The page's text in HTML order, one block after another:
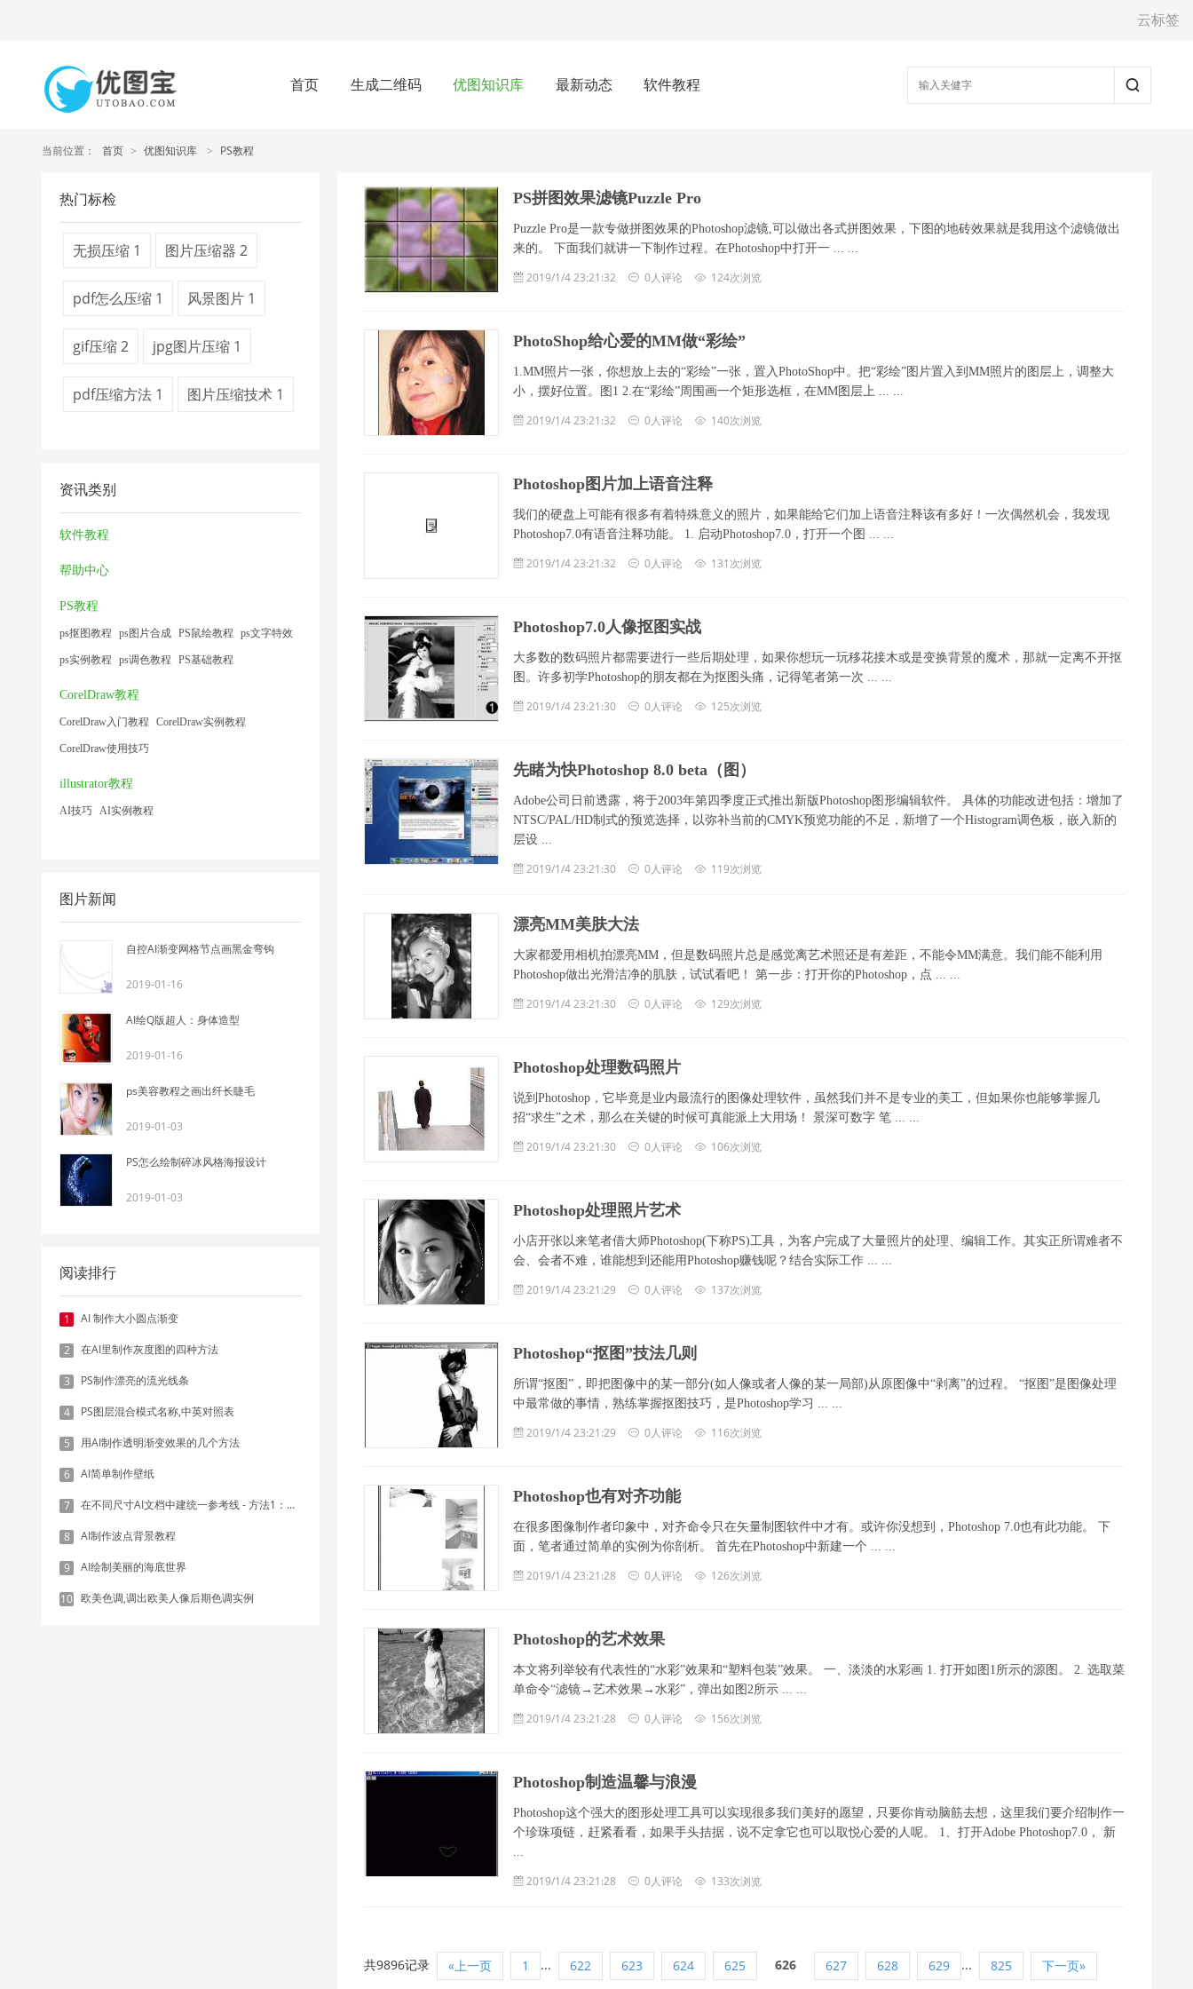
云标签
首页 生成二维码 优图知识库 最新动态 软件教程
当前位置： 首页 > 优图知识库 > PS教程
热门标检
无损压缩 1 图片压缩器 2
pdf怎么压缩 1 风景图片 1
gif压缩2 jpg图片压缩 1
pdf压缩方法 1 图片压缩技术 1
资讯类别
软件教程
帮助中心
PS教程
ps抠图教程 ps图片合成 PS鼠绘教程 ps文字特效
ps实例教程 ps调色教程 PS基础教程
CorelDraw教程
CorelDraw入门教程 CorelDraw实例教程
CorelDraw使用技巧
illustrator教程
AI技巧 AI实例教程
图片新闻
自控AI渐变网格节点画黑金弯钩
2019-01-16
AI绘Q版超人：身体造型
2019-01-16
ps美容教程之画出纤长睫毛
2019-01-03
PS怎么绘制碎冰风格海报设计
2019-01-03
阅读排行
1 AI 制作大小圆点渐变
2 在AI里制作灰度图的四种方法
3 PS制作漂亮的流光线条
4 PS图层混合模式名称,中英对照表
5 用AI制作透明渐变效果的几个方法
6 AI简单制作壁纸
7 在不同尺寸AI文档中建统一参考线 - 方法1：对齐和分布
8 AI制作波点背景教程
9 AI绘制美丽的海底世界
10 欧美色调,调出欧美人像后期色调实例
PS拼图效果滤镜Puzzle Pro
Puzzle Pro是一款专做拼图效果的Photoshop滤镜,可以做出各式拼图效果，下图的地砖效果就是我用这个滤镜做出
来的。 下面我们就讲一下制作过程。在Photoshop中打开一 ... ...
2019/1/4 23:21:32 0人评论 124次浏览
PhotoShop给心爱的MM做“彩绘”
1.MM照片一张，你想放上去的“彩绘”一张，置入PhotoShop中。把“彩绘”图片置入到MM照片的图层上，调整大
小，摆好位置。图1 2.在“彩绘”周围画一个矩形选框，在MM图层上 ... ...
2019/1/4 23:21:32 0人评论 140次浏览
Photoshop图片加上语音注释
我们的硬盘上可能有很多有着特殊意义的照片，如果能给它们加上语音注释该有多好！一次偶然机会，我发现
Photoshop7.0有语音注释功能。 1. 启动Photoshop7.0，打开一个图 ... ...
2019/1/4 23:21:32 0人评论 131次浏览
Photoshop7.0人像抠图实战
大多数的数码照片都需要进行一些后期处理，如果你想玩一玩移花接木或是变换背景的魔术，那就一定离不开抠
图。许多初学Photoshop的朋友都在为抠图头痛，记得笔者第一次 ... ...
2019/1/4 23:21:30 0人评论 125次浏览
先睹为快Photoshop 8.0 beta（图）
Adobe公司日前透露，将于2003年第四季度正式推出新版Photoshop图形编辑软件。 具体的功能改进包括：增加了
NTSC/PAL/HD制式的预览选择，以弥补当前的CMYK预览功能的不足，新增了一个Histogram调色板，嵌入新的
层设 ...
2019/1/4 23:21:30 0人评论 119次浏览
漂亮MM美肤大法
大家都爱用相机拍漂亮MM，但是数码照片总是感觉离艺术照还是有差距，不能令MM满意。我们能不能利用
Photoshop做出光滑洁净的肌肤，试试看吧！ 第一步：打开你的Photoshop，点 ... ...
2019/1/4 23:21:30 0人评论 129次浏览
Photoshop处理数码照片
说到Photoshop，它毕竟是业内最流行的图像处理软件，虽然我们并不是专业的美工，但如果你也能够掌握几
招“求生”之术，那么在关键的时候可真能派上大用场！ 景深可数字 笔 ... ...
2019/1/4 23:21:30 0人评论 106次浏览
Photoshop处理照片艺术
小店开张以来笔者借大师Photoshop(下称PS)工具，为客户完成了大量照片的处理、编辑工作。其实正所谓难者不
会、会者不难，谁能想到还能用Photoshop赚钱呢？结合实际工作 ... ...
2019/1/4 23:21:29 0人评论 137次浏览
Photoshop“抠图”技法几则
所谓“抠图”，即把图像中的某一部分(如人像或者人像的某一局部)从原图像中“剥离”的过程。 “抠图”是图像处理
中最常做的事情，熟练掌握抠图技巧，是Photoshop学习 ... ...
2019/1/4 23:21:29 0人评论 116次浏览
Photoshop也有对齐功能
在很多图像制作者印象中，对齐命令只在矢量制图软件中才有。或许你没想到，Photoshop 7.0也有此功能。 下
面，笔者通过简单的实例为你剖析。 首先在Photoshop中新建一个 ... ...
2019/1/4 23:21:28 0人评论 126次浏览
Photoshop的艺术效果
本文将列举较有代表性的“水彩”效果和“塑料包装”效果。 一、淡淡的水彩画 1. 打开如图1所示的源图。 2. 选取菜
单命令“滤镜→艺术效果→水彩”，弹出如图2所示 ... ...
2019/1/4 23:21:28 0人评论 156次浏览
Photoshop制造温馨与浪漫
Photoshop这个强大的图形处理工具可以实现很多我们美好的愿望，只要你肯动脑筋去想，这里我们要介绍制作一
个珍珠项链，赶紧看看，如果手头拮据，说不定拿它也可以取悦心爱的人呢。 1、打开Adobe Photoshop7.0， 新
...
2019/1/4 23:21:28 0人评论 133次浏览
共9896记录 «上一页 1 ... 622 623 624 625 626 627 628 629 ... 825 下一页»